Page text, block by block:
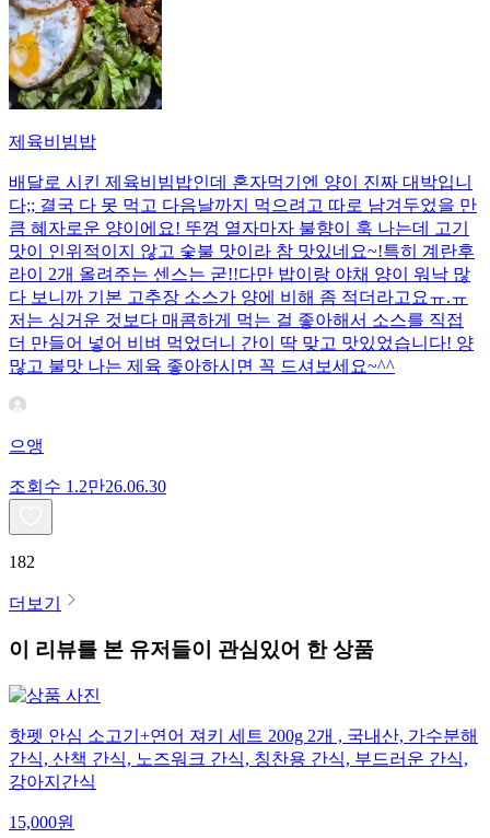
제육비빔밥
배달로 시킨 제육비빔밥인데 혼자먹기엔 양이 진짜 대박입니
다;; 결국 다 못 먹고 다음날까지 먹으려고 따로 남겨두었을 만
큼 혜자로운 양이에요! 뚜껑 열자마자 불향이 훅 나는데 고기
맛이 인위적이지 않고 숯불 맛이라 참 맛있네요~!특히 계란후
라이 2개 올려주는 센스는 굳!! ​다만 밥이랑 야채 양이 워낙 많
다 보니까 기본 고추장 소스가 양에 비해 좀 적더라고요ㅠ.ㅠ
저는 싱거운 것보다 매콤하게 먹는 걸 좋아해서 소스를 직접
더 만들어 넣어 비벼 먹었더니 간이 딱 맞고 맛있었습니다! 양
많고 불맛 나는 제육 좋아하시면 꼭 드셔보세요~^^
으앵
조회수 1.2만26.06.30
182
더보기
이 리뷰를 본 유저들이 관심있어 한 상품
핫펫 안심 소고기+연어 져키 세트 200g 2개 , 국내산, 가수분해
간식, 산책 간식, 노즈워크 간식, 칭찬용 간식, 부드러운 간식,
강아지간식
15,000원